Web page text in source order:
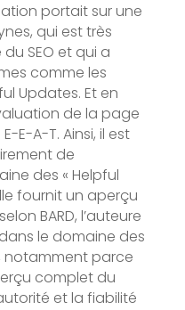
portait sur une
qui est très
SEO et qui a
comme les
Updates. Et en
de la page
E-A-T. Ainsi, il est
de
des « Helpful
fournit un aperçu
BARD, l’auteure
le domaine des
notamment parce
complet du
et la fiabilité